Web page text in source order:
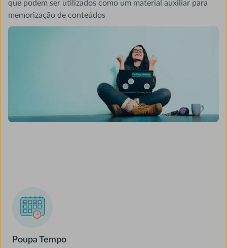
que podem ser utilizados como um material auxiliar para
memorização de conteúdos
Poupa Tempo